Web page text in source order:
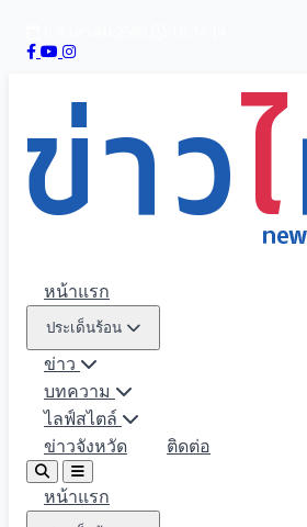
หน้าแรก
ประเด็นร้อน
ข่าว
บทความ
ไลฟ์สไตล์
ข่าวจังหวัด
ติดต่อ
หน้าแรก